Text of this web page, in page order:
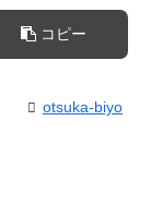
コピー
otsuka-biyo